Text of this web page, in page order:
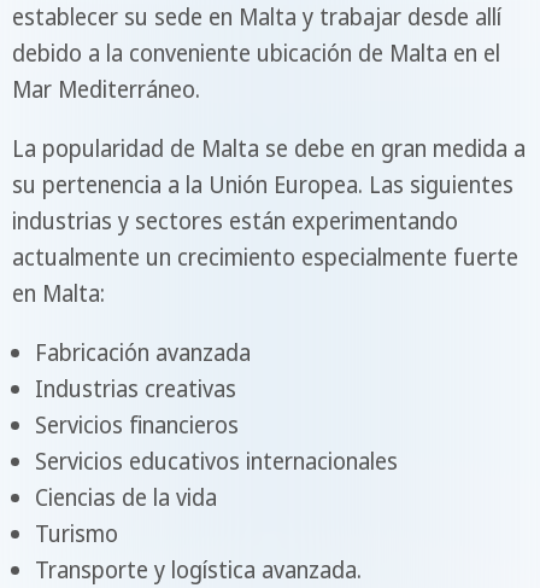
establecer su sede en Malta y trabajar desde allí
debido a la conveniente ubicación de Malta en el
Mar Mediterráneo.
La popularidad de Malta se debe en gran medida a
su pertenencia a la Unión Europea. Las siguientes
industrias y sectores están experimentando
actualmente un crecimiento especialmente fuerte
en Malta:
Fabricación avanzada
Industrias creativas
Servicios financieros
Servicios educativos internacionales
Ciencias de la vida
Turismo
Transporte y logística avanzada.